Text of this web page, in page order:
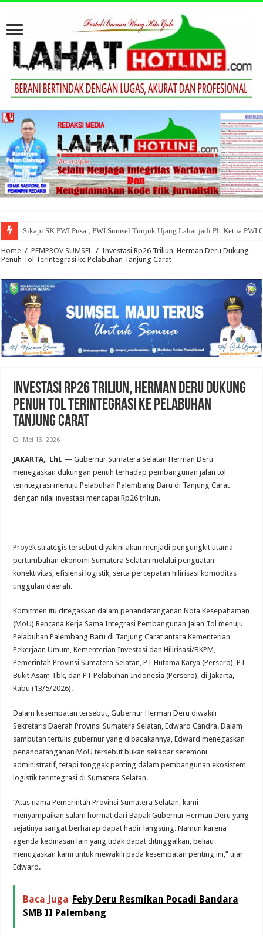
Sikapi SK PWI Pusat, PWI Sumsel Tunjuk Ujang Lahat jadi Plt Ketua PWI
Home / PEMPROV SUMSEL / Investasi Rp26 Triliun, Herman Deru Dukung
Penuh Tol Terintegrasi ke Pelabuhan Tanjung Carat
Investasi Rp26 Triliun, Herman Deru Dukung
Penuh Tol Terintegrasi ke Pelabuhan
Tanjung Carat
Mei 13, 2026
JAKARTA, LhL — Gubernur Sumatera Selatan Herman Deru
menegaskan dukungan penuh terhadap pembangunan jalan tol
terintegrasi menuju Pelabuhan Palembang Baru di Tanjung Carat
dengan nilai investasi mencapai Rp26 triliun.
Proyek strategis tersebut diyakini akan menjadi pengungkit utama
pertumbuhan ekonomi Sumatera Selatan melalui penguatan
konektivitas, efisiensi logistik, serta percepatan hilirisasi komoditas
unggulan daerah.
Komitmen itu ditegaskan dalam penandatanganan Nota Kesepahaman
(MoU) Rencana Kerja Sama Integrasi Pembangunan Jalan Tol menuju
Pelabuhan Palembang Baru di Tanjung Carat antara Kementerian
Pekerjaan Umum, Kementerian Investasi dan Hilirisasi/BKPM,
Pemerintah Provinsi Sumatera Selatan, PT Hutama Karya (Persero), PT
Bukit Asam Tbk, dan PT Pelabuhan Indonesia (Persero), di Jakarta,
Rabu (13/5/2026).
Dalam kesempatan tersebut, Gubernur Herman Deru diwakili
Sekretaris Daerah Provinsi Sumatera Selatan, Edward Candra. Dalam
sambutan tertulis gubernur yang dibacakannya, Edward menegaskan
penandatanganan MoU tersebut bukan sekadar seremoni
administratif, tetapi tonggak penting dalam pembangunan ekosistem
logistik terintegrasi di Sumatera Selatan.
“Atas nama Pemerintah Provinsi Sumatera Selatan, kami
menyampaikan salam hormat dari Bapak Gubernur Herman Deru yang
sejatinya sangat berharap dapat hadir langsung. Namun karena
agenda kedinasan lain yang tidak dapat ditinggalkan, beliau
menugaskan kami untuk mewakili pada kesempatan penting ini,” ujar
Edward.
Baca Juga Feby Deru Resmikan Pocadi Bandara
SMB II Palembang